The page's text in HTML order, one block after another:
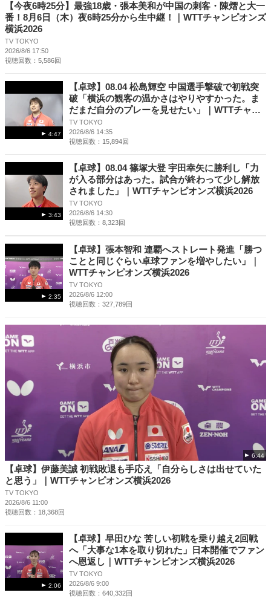
【今夜6時25分】最強18歳・張本美和が中国の刺客・陳熠と大一
番！8月6日（木）夜6時25分から生中継！｜WTTチャンピオンズ
横浜2026
TV TOKYO
2026/8/6 17:50
視聴回数：5,586回
4:47
【卓球】08.04 松島輝空 中国選手撃破で初戦突
破「横浜の観客の温かさはやりやすかった。ま
だまだ自分のプレーを見せたい」｜WTTチャン
ピオンズ横浜2026
TV TOKYO
2026/8/6 14:35
視聴回数：15,894回
3:43
【卓球】08.04 篠塚大登 宇田幸矢に勝利し「力
が入る部分はあった。試合が終わって少し解放
されました」｜WTTチャンピオンズ横浜2026
TV TOKYO
2026/8/6 14:30
視聴回数：8,323回
2:35
【卓球】張本智和 連覇へストレート発進「勝つ
ことと同じぐらい卓球ファンを増やしたい」｜
WTTチャンピオンズ横浜2026
TV TOKYO
2026/8/6 12:00
視聴回数：327,789回
6:44
【卓球】伊藤美誠 初戦敗退も手応え「自分らしさは出せていた
と思う」｜WTTチャンピオンズ横浜2026
TV TOKYO
2026/8/6 11:00
視聴回数：18,368回
2:06
【卓球】早田ひな 苦しい初戦を乗り越え2回戦
へ「大事な1本を取り切れた」日本開催でファン
へ恩返し｜WTTチャンピオンズ横浜2026
TV TOKYO
2026/8/6 9:00
視聴回数：640,332回